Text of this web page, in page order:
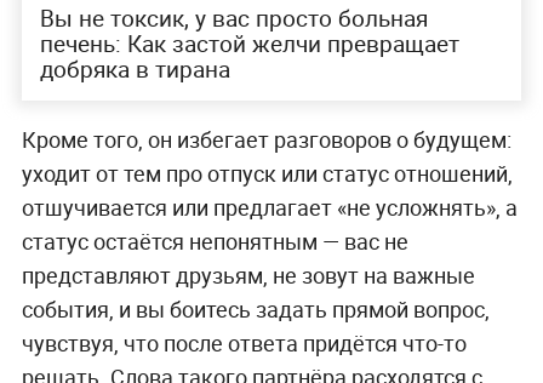
Вы не токсик, у вас просто больная
печень: Как застой желчи превращает
добряка в тирана
Кроме того, он избегает разговоров о будущем:
уходит от тем про отпуск или статус отношений,
отшучивается или предлагает «не усложнять», а
статус остаётся непонятным — вас не
представляют друзьям, не зовут на важные
события, и вы боитесь задать прямой вопрос,
чувствуя, что после ответа придётся что-то
решать. Слова такого партнёра расходятся с